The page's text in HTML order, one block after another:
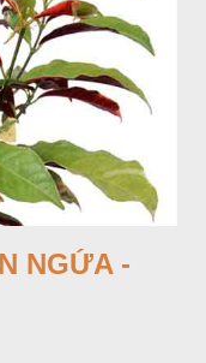
NGỨA -